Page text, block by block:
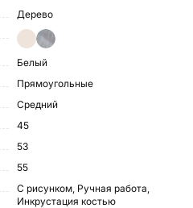
Дерево
Белый
Прямоугольные
Средний
45
53
55
С рисунком, Ручная работа,
Инкрустация костью